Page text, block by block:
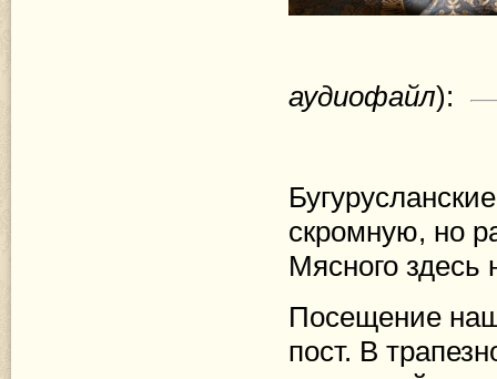
аудиофайл):
скромную, но
Мясного здесь
Посещение
пост. В